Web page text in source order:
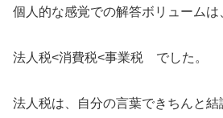
個人的な感覚での解答ボリュームは
法人税<消費税<事業税 でした。
法人税は、自分の言葉できちんと結